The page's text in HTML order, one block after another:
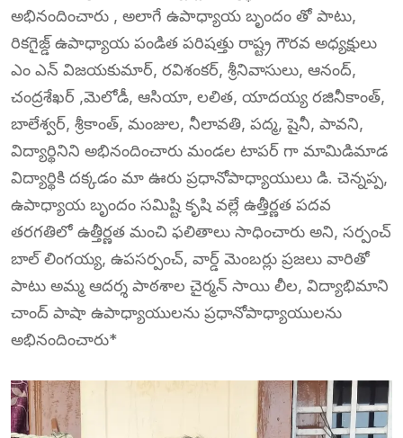
అభినందించారు , అలాగే ఉపాధ్యాయ బృందం తో పాటు,
రికగైజ్డ్ ఉపాధ్యాయ పండిత పరిషత్తు రాష్ట్ర గౌరవ అధ్యక్షులు
ఎం ఎన్ విజయకుమార్, రవిశంకర్, శ్రీనివాసులు, ఆనంద్,
చంద్రశేఖర్ ,మెలోడీ, ఆసియా, లలిత, యాదయ్య రజినీకాంత్,
బాలేశ్వర్, శ్రీకాంత్, మంజుల, నీలావతి, పద్మ, షైనీ, పావని,
విద్యార్థినిని అభినందించారు మండల టాపర్ గా మామిడిమాడ
విద్యార్థికి దక్కడం మా ఊరు ప్రధానోపాధ్యాయులు డి. చెన్నప్ప,
ఉపాధ్యాయ బృందం సమిష్టి కృషి వల్లే ఉత్తీర్ణత పదవ
తరగతిలో ఉత్తీర్ణత మంచి ఫలితాలు సాధించారు అని, సర్పంచ్
బాల్ లింగయ్య, ఉపసర్పంచ్, వార్డ్ మెంబర్లు ప్రజలు వారితో
పాటు అమ్మ ఆదర్శ పాఠశాల చైర్మన్ సాయి లీల, విద్యాభిమాని
చాంద్ పాషా ఉపాధ్యాయులను ప్రధానోపాధ్యాయులను
అభినందించారు*